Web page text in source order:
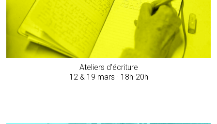
Ateliers d’écriture
12 & 19 mars · 18h-20h